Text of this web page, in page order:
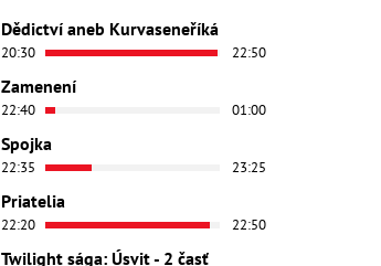
Dědictví aneb Kurvaseneříká
20:30 22:50
Zamenení
22:40 01:00
Spojka
22:35 23:25
Priatelia
22:20 22:50
Twilight sága: Úsvit - 2 časť